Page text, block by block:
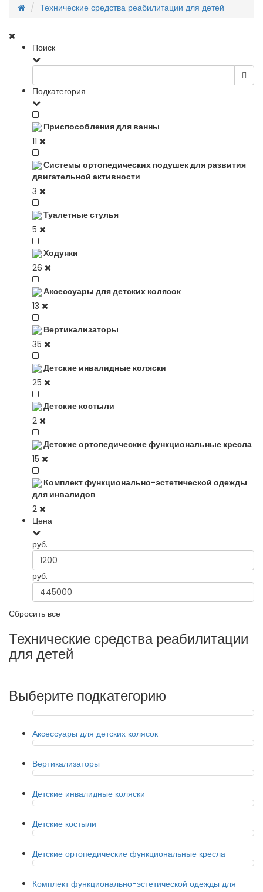
Технические средства реабилитации для детей
Поиск
Подкатегория
Приспособления для ванны
11
Системы ортопедических подушек для развития
двигательной активности
3
Туалетные стулья
5
Ходунки
26
Аксессуары для детских колясок
13
Вертикализаторы
35
Детские инвалидные коляски
25
Детские костыли
2
Детские ортопедические функциональные кресла
15
Комплект функционально-эстетической одежды
для инвалидов
2
Цена
руб.
руб.
Сбросить все
Технические средства реабилитации
для детей
Выберите подкатегорию
Аксессуары для детских колясок
Вертикализаторы
Детские инвалидные коляски
Детские костыли
Детские ортопедические функциональные кресла
Комплект функционально-эстетической одежды для